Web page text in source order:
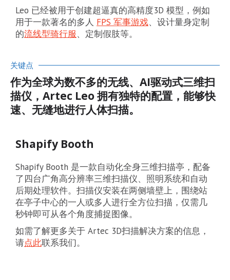
Leo 已经被用于创建超逼真的高精度3D 模型，例如
用于一款著名的多人 FPS 军事游戏、设计量身定制
的流线型骑行服、定制假肢等。
关键点
作为全球为数不多的无线、AI驱动式三维扫
描仪，Artec Leo 拥有独特的配置，能够快
速、无缝地进行人体扫描。
Shapify Booth
Shapify Booth 是一款自动化全身三维扫描亭，配备
了四台广角高分辨率三维扫描仪、照明系统和自动
后期处理软件。扫描仪安装在两侧墙壁上，围绕站
在亭子中心的一人或多人进行全方位扫描，仅需几
秒钟即可从各个角度捕捉图像。
如需了解更多关于 Artec 3D扫描解决方案的信息，
请点此联系我们。